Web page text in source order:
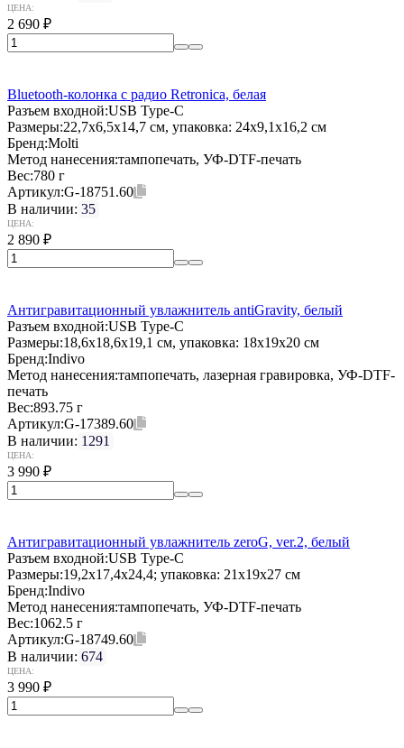
ЦЕНА:
2 690 ₽
Bluetooth-колонка с радио Retronica, белая
Разъем входной:USB Type-C
Размеры:22,7x6,5x14,7 см, упаковка: 24x9,1x16,2 см
Бренд:Molti
Метод нанесения:тампопечать, УФ-DTF-печать
Вес:780 г
Артикул:G-18751.60
В наличии: 35
ЦЕНА:
2 890 ₽
Антигравитационный увлажнитель antiGravity, белый
Разъем входной:USB Type-C
Размеры:18,6x18,6x19,1 см, упаковка: 18x19x20 см
Бренд:Indivo
Метод нанесения:тампопечать, лазерная гравировка, УФ-DTF-
печать
Вес:893.75 г
Артикул:G-17389.60
В наличии: 1291
ЦЕНА:
3 990 ₽
Антигравитационный увлажнитель zeroG, ver.2, белый
Разъем входной:USB Type-C
Размеры:19,2x17,4x24,4; упаковка: 21x19x27 см
Бренд:Indivo
Метод нанесения:тампопечать, УФ-DTF-печать
Вес:1062.5 г
Артикул:G-18749.60
В наличии: 674
ЦЕНА:
3 990 ₽